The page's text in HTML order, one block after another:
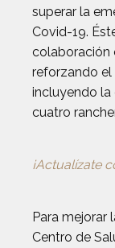
superar la
Covid-19.
colaboración
reforzando el
incluyendo la
cuatro
¡Actualízate
Para mejorar
Centro de